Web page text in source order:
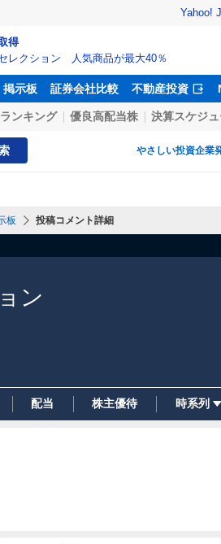
Yahoo!
得
レクション 人気商品が最大40％
掲示板 証券会社比較 不動産投資
ンキング 優良高配当株 決算スケジ
やさしい投資企業
板 投稿コメント詳細
ン
配当 株主優待 時系列